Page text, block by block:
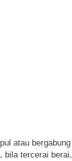
atau bergabung
bila tercerai berai,